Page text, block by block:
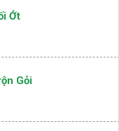
Ớt
Gỏi